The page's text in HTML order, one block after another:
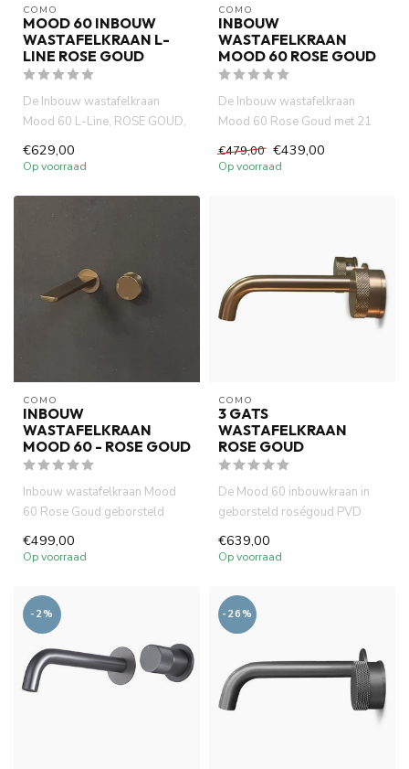
COMO
MOOD 60 INBOUW
WASTAFELKRAAN L-
LINE ROSE GOUD
De Inbouw wastafelkraan
Mood 60 L-Line, ROSE GOUD,
mess...
€629,00
Op voorraad
COMO
INBOUW
WASTAFELKRAAN
MOOD 60 ROSE GOUD
De Inbouw wastafelkraan
Mood 60 Rose Goud met 21
volle...
€479,00 €439,00
Op voorraad
COMO
INBOUW
WASTAFELKRAAN
MOOD 60 - ROSE GOUD
Inbouw wastafelkraan Mood
60 Rose Goud geborsteld
voll...
€499,00
Op voorraad
COMO
3 GATS
WASTAFELKRAAN
ROSE GOUD
De Mood 60 inbouwkraan in
geborsteld roségoud PVD
du...
€639,00
Op voorraad
-2% -26%